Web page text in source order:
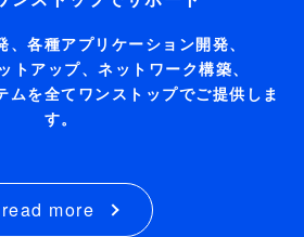
、各種アプリケーション開発、
トアップ、ネットワーク構築、
ムを全てワンストップでご提供しま
す。
read more